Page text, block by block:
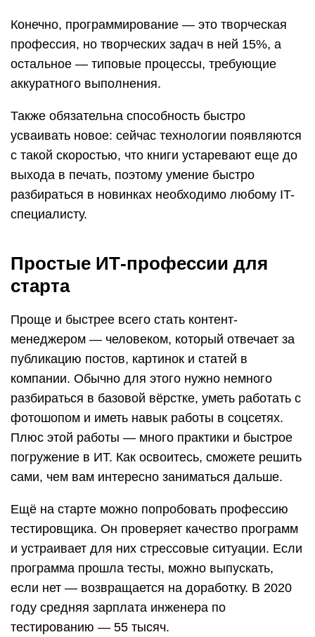
Конечно, программирование — это творческая
профессия, но творческих задач в ней 15%, а
остальное — типовые процессы, требующие
аккуратного выполнения.
Также обязательна способность быстро
усваивать новое: сейчас технологии появляются
с такой скоростью, что книги устаревают еще до
выхода в печать, поэтому умение быстро
разбираться в новинках необходимо любому IT-
специалисту.
Простые ИТ-профессии для
старта
Проще и быстрее всего стать контент-
менеджером — человеком, который отвечает за
публикацию постов, картинок и статей в
компании. Обычно для этого нужно немного
разбираться в базовой вёрстке, уметь работать с
фотошопом и иметь навык работы в соцсетях.
Плюс этой работы — много практики и быстрое
погружение в ИТ. Как освоитесь, сможете решить
сами, чем вам интересно заниматься дальше.
Ещё на старте можно попробовать профессию
тестировщика. Он проверяет качество программ
и устраивает для них стрессовые ситуации. Если
программа прошла тесты, можно выпускать,
если нет — возвращается на доработку. В 2020
году средняя зарплата инженера по
тестированию — 55 тысяч.